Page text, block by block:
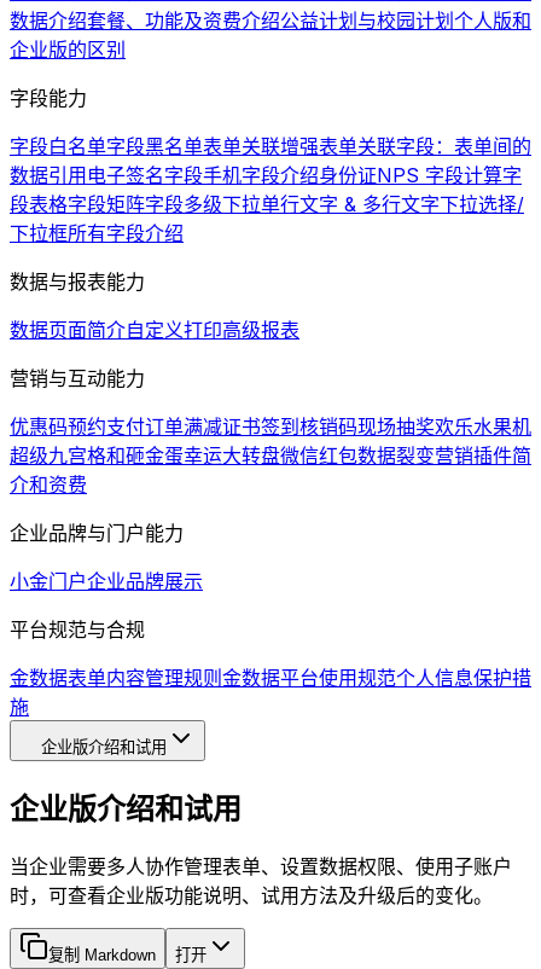
数据介绍套餐、功能及资费介绍公益计划与校园计划个人版和
企业版的区别
字段能力
字段白名单字段黑名单表单关联增强表单关联字段：表单间的
数据引用电子签名字段手机字段介绍身份证NPS 字段计算字
段表格字段矩阵字段多级下拉单行文字 & 多行文字下拉选择/
下拉框所有字段介绍
数据与报表能力
数据页面简介自定义打印高级报表
营销与互动能力
优惠码预约支付订单满减证书签到核销码现场抽奖欢乐水果机
超级九宫格和砸金蛋幸运大转盘微信红包数据裂变营销插件简
介和资费
企业品牌与门户能力
小金门户企业品牌展示
平台规范与合规
金数据表单内容管理规则金数据平台使用规范个人信息保护措
施
企业版介绍和试用
企业版介绍和试用
当企业需要多人协作管理表单、设置数据权限、使用子账户
时，可查看企业版功能说明、试用方法及升级后的变化。
复制 Markdown 打开